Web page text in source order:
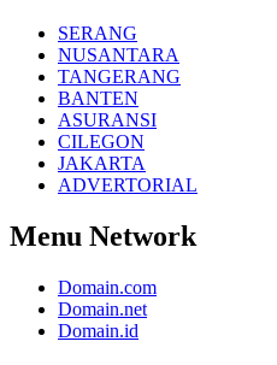
SERANG
NUSANTARA
TANGERANG
BANTEN
ASURANSI
CILEGON
JAKARTA
ADVERTORIAL
Menu Network
Domain.com
Domain.net
Domain.id